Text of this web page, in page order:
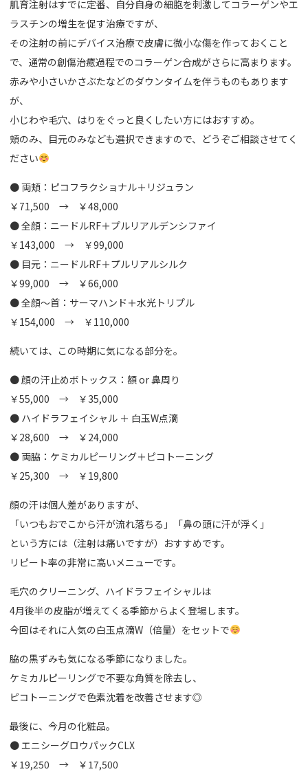
肌育注射はすでに定番、自分自身の細胞を刺激してコラーゲンやエ
ラスチンの増生を促す治療ですが、
その注射の前にデバイス治療で皮膚に微小な傷を作っておくこと
で、通常の創傷治癒過程でのコラーゲン合成がさらに高まります。
赤みや小さいかさぶたなどのダウンタイムを伴うものもあります
が、
小じわや毛穴、はりをぐっと良くしたい方にはおすすめ。
頬のみ、目元のみなども選択できますので、どうぞご相談させてく
ださい
● 両頬：ピコフラクショナル＋リジュラン
￥71,500 → ￥48,000
● 全顔：ニードルRF＋プルリアルデンシファイ
￥143,000 → ￥99,000
● 目元：ニードルRF＋プルリアルシルク
￥99,000 → ￥66,000
● 全顔～首：サーマハンド＋水光トリプル
￥154,000 → ￥110,000
続いては、この時期に気になる部分を。
● 顔の汗止めボトックス：額 or 鼻周り
￥55,000 → ￥35,000
● ハイドラフェイシャル ＋ 白玉W点滴
￥28,600 → ￥24,000
● 両脇：ケミカルピーリング＋ピコトーニング
￥25,300 → ￥19,800
顔の汗は個人差がありますが、
「いつもおでこから汗が流れ落ちる」「鼻の頭に汗が浮く」
という方には（注射は痛いですが）おすすめです。
リピート率の非常に高いメニューです。
毛穴のクリーニング、ハイドラフェイシャルは
4月後半の皮脂が増えてくる季節からよく登場します。
今回はそれに人気の白玉点滴W（倍量）をセットで
脇の黒ずみも気になる季節になりました。
ケミカルピーリングで不要な角質を除去し、
ピコトーニングで色素沈着を改善させます◎
最後に、今月の化粧品。
● エニシーグロウパックCLX
￥19,250 → ￥17,500